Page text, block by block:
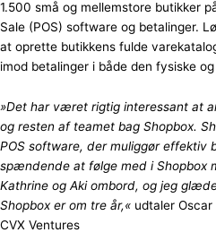
1.500 små og mellemstore butikker
Sale (POS) software og betalinger.
at oprette butikkens fulde
imod betalinger i både den fysiske
»Det har været rigtig interessant at
og resten af teamet bag Shopbox.
POS software, der muliggør effektiv
spændende at følge med i Shopbox
Kathrine og Aki ombord, og jeg
Shopbox er om tre år,« udtaler
CVX Ventures